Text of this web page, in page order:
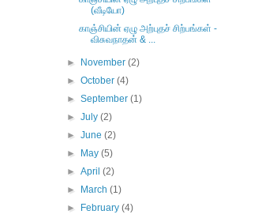
(வீடியோ)
காஞ்சியின் ஏழு அற்புதச் சிற்பங்கள் -
விசுவநாதன் & ...
► November(2)
►October(4)
►September(1)
►July(2)
►June(2)
►
May(5)
►April(2)
►
March(1)
►
February(4)